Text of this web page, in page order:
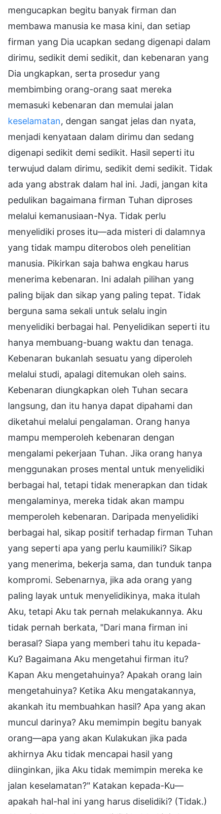
mengucapkan begitu banyak firman dan
membawa manusia ke masa kini, dan setiap
firman yang Dia ucapkan sedang digenapi dalam
dirimu, sedikit demi sedikit, dan kebenaran yang
Dia ungkapkan, serta prosedur yang
membimbing orang-orang saat mereka
memasuki kebenaran dan memulai jalan
keselamatan, dengan sangat jelas dan nyata,
menjadi kenyataan dalam dirimu dan sedang
digenapi sedikit demi sedikit. Hasil seperti itu
terwujud dalam dirimu, sedikit demi sedikit. Tidak
ada yang abstrak dalam hal ini. Jadi, jangan kita
pedulikan bagaimana firman Tuhan diproses
melalui kemanusiaan-Nya. Tidak perlu
menyelidiki proses itu—ada misteri di dalamnya
yang tidak mampu diterobos oleh penelitian
manusia. Pikirkan saja bahwa engkau harus
menerima kebenaran. Ini adalah pilihan yang
paling bijak dan sikap yang paling tepat. Tidak
berguna sama sekali untuk selalu ingin
menyelidiki berbagai hal. Penyelidikan seperti itu
hanya membuang-buang waktu dan tenaga.
Kebenaran bukanlah sesuatu yang diperoleh
melalui studi, apalagi ditemukan oleh sains.
Kebenaran diungkapkan oleh Tuhan secara
langsung, dan itu hanya dapat dipahami dan
diketahui melalui pengalaman. Orang hanya
mampu memperoleh kebenaran dengan
mengalami pekerjaan Tuhan. Jika orang hanya
menggunakan proses mental untuk menyelidiki
berbagai hal, tetapi tidak menerapkan dan tidak
mengalaminya, mereka tidak akan mampu
memperoleh kebenaran. Daripada menyelidiki
berbagai hal, sikap positif terhadap firman Tuhan
yang seperti apa yang perlu kaumiliki? Sikap
yang menerima, bekerja sama, dan tunduk tanpa
kompromi. Sebenarnya, jika ada orang yang
paling layak untuk menyelidikinya, maka itulah
Aku, tetapi Aku tak pernah melakukannya. Aku
tidak pernah berkata, "Dari mana firman ini
berasal? Siapa yang memberi tahu itu kepada-
Ku? Bagaimana Aku mengetahui firman itu?
Kapan Aku mengetahuinya? Apakah orang lain
mengetahuinya? Ketika Aku mengatakannya,
akankah itu membuahkan hasil? Apa yang akan
muncul darinya? Aku memimpin begitu banyak
orang—apa yang akan Kulakukan jika pada
akhirnya Aku tidak mencapai hasil yang
diinginkan, jika Aku tidak memimpin mereka ke
jalan keselamatan?" Katakan kepada-Ku—
apakah hal-hal ini yang harus diselidiki? (Tidak.)